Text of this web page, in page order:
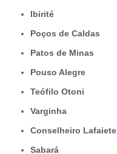
Ibirité
Poços de Caldas
Patos de Minas
Pouso Alegre
Teófilo Otoni
Varginha
Conselheiro Lafaiete
Sabará